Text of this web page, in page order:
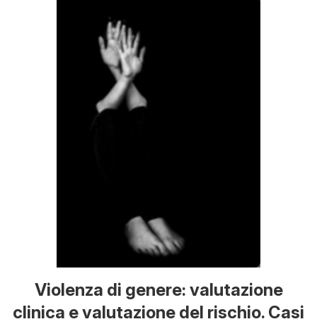
Violenza di genere: valutazione
clinica e valutazione del rischio. Casi